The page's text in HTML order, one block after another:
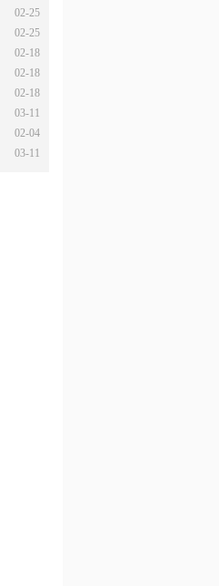
02-25
02-25
02-18
02-18
02-18
03-11
02-04
03-11